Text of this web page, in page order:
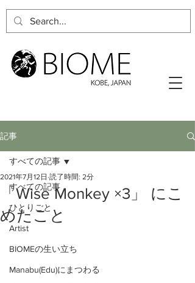
記事
すべての記事
ひとりごと
Artist
BIOMEの生い立ち
Manabu(Edu)にまつわる
すべての記事
「Wise Monkey ×3」 にこ
めたこと
2021年7月12日 読了時間: 2分